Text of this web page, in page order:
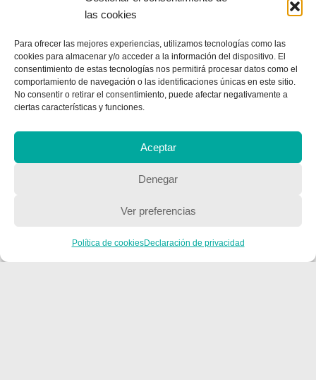
las cookies
Para ofrecer las mejores experiencias, utilizamos tecnologías como las
cookies para almacenar y/o acceder a la información del dispositivo. El
consentimiento de estas tecnologías nos permitirá procesar datos como el
comportamiento de navegación o las identificaciones únicas en este sitio.
No consentir o retirar el consentimiento, puede afectar negativamente a
ciertas características y funciones.
Aceptar
Denegar
Ver preferencias
Política de cookiesDeclaración de privacidad
CONTACTA CON NOSOTROS